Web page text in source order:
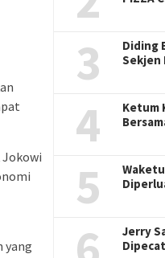
Jokowi
yang
3
Diding
Sekjen
4
Ketum
5
Jerry